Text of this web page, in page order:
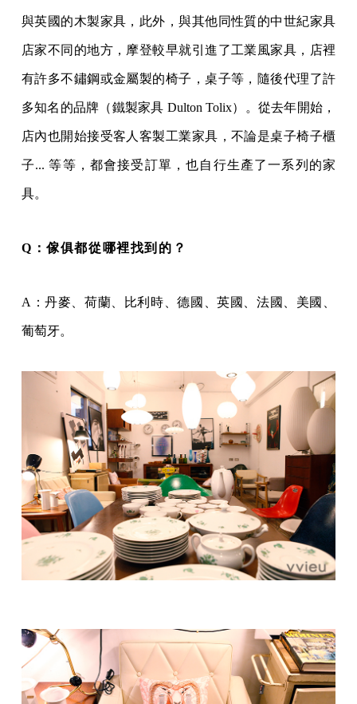
與英國的木製家具，此外，與其他同性質的中世紀家具
店家不同的地方，摩登較早就引進了工業風家具，店裡
有許多不鏽鋼或金屬製的椅子，桌子等，隨後代理了許
多知名的品牌（鐵製家具 Dulton Tolix）。從去年開始，
店內也開始接受客人客製工業家具，不論是桌子椅子櫃
子... 等等，都會接受訂單，也自行生產了一系列的家
具。
Q：傢俱都從哪裡找到的？
A：丹麥、荷蘭、比利時、德國、英國、法國、美國、
葡萄牙。